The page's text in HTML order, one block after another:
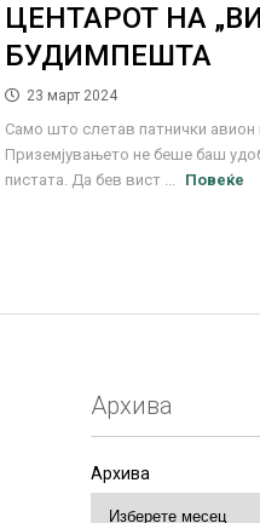
ЦЕНТАРОТ НА
БУДИМПЕШТА
23 март 2024
Само што слетав патнички
Приземјувањето не беше баш
пистата. Да бев вист ...
Повеќе
Архива
Архива